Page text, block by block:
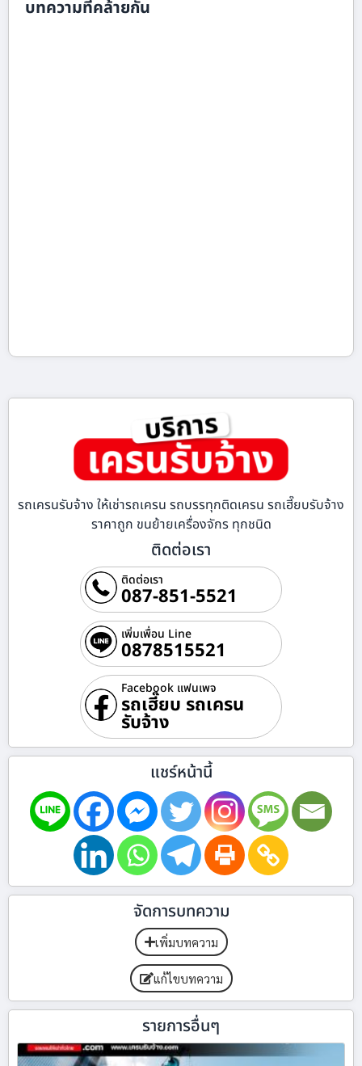
บทความที่คล้ายกัน
รถเครนรับจ้าง ให้เช่ารถเครน รถบรรทุกติดเครน รถเฮี๊ยบรับจ้าง
ราคาถูก ขนย้ายเครื่องจักร ทุกชนิด
ติดต่อเรา
ติดต่อเรา
087-851-5521
เพิ่มเพื่อน Line
0878515521
Facebook แฟนเพจ
รถเฮี๊ยบ รถเครน
รับจ้าง
แชร์หน้านี้
จัดการบทความ
เพิ่มบทความ
แก้ไขบทความ
รายการอื่นๆ